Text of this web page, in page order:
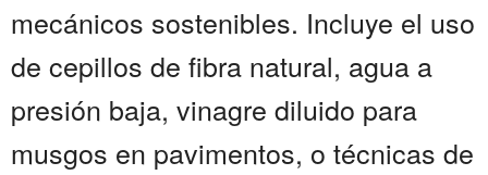
mecánicos sostenibles. Incluye el uso
de cepillos de fibra natural, agua a
presión baja, vinagre diluido para
musgos en pavimentos, o técnicas de